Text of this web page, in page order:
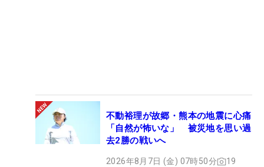
不動裕理が故郷・熊本の地震に心痛
「自然が怖いな」 被災地を思い過
去2勝の戦いへ
2026年8月7日 (金) 07時50分 19